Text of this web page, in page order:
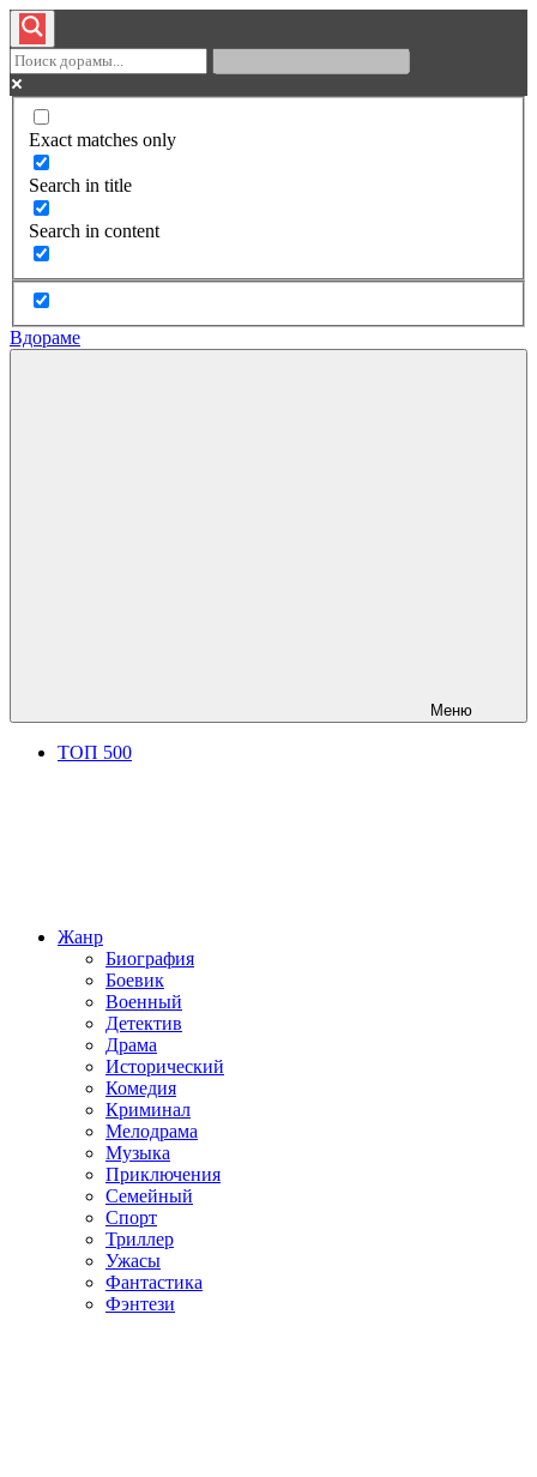
Exact matches only
Search in title
Search in content
Вдораме
Меню
ТОП 500
Жанр
Биография
Боевик
Военный
Детектив
Драма
Исторический
Комедия
Криминал
Мелодрама
Музыка
Приключения
Семейный
Спорт
Триллер
Ужасы
Фантастика
Фэнтези